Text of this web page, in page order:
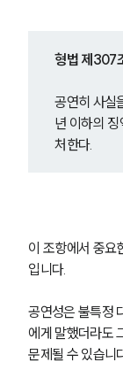
형법 제307
공연히 사실
년 이하의
처한다.
이 조항에서 중요
입니다.
공연성은 불특정
에게 말했더라도
문제될 수 있습니